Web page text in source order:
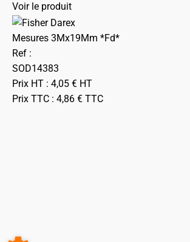
Voir le produit
Mesures 3Mx19Mm *Fd*
Ref :
SOD14383
Prix HT : 4,05 € HT
Prix TTC : 4,86 € TTC